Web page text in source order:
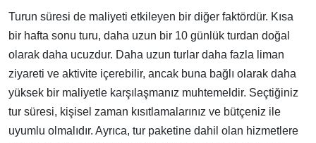
Turun süresi de maliyeti etkileyen bir diğer faktördür. Kısa
bir hafta sonu turu, daha uzun bir 10 günlük turdan doğal
olarak daha ucuzdur. Daha uzun turlar daha fazla liman
ziyareti ve aktivite içerebilir, ancak buna bağlı olarak daha
yüksek bir maliyetle karşılaşmanız muhtemeldir. Seçtiğiniz
tur süresi, kişisel zaman kısıtlamalarınız ve bütçeniz ile
uyumlu olmalıdır. Ayrıca, tur paketine dahil olan hizmetlere